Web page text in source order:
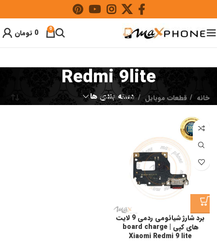
0
0 تومان
Redmi 9lite
دسته بندی ها خانه قطعات موبایل Redmi 9lite
برد شارژ شیائومی ردمی 9 لایت
های کپی | board charge
Xiaomi Redmi 9 lite